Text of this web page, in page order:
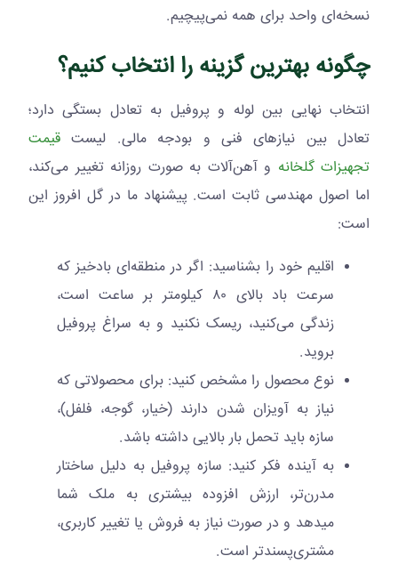
نسخه‌ای واحد برای همه نمی‌پیچیم.
چگونه بهترین گزینه را انتخاب کنیم؟
انتخاب نهایی بین لوله و پروفیل به تعادل بستگی دارد؛
تعادل بین نیازهای فنی و بودجه مالی. لیست قیمت
تجهیزات گلخانه و آهن‌آلات به صورت روزانه تغییر می‌کند،
اما اصول مهندسی ثابت است. پیشنهاد ما در گل افروز این
است:
اقلیم خود را بشناسید: اگر در منطقه‌ای بادخیز که
سرعت باد بالای ۸۰ کیلومتر بر ساعت است،
زندگی می‌کنید، ریسک نکنید و به سراغ پروفیل
بروید.
نوع محصول را مشخص کنید: برای محصولاتی که
نیاز به آویزان شدن دارند (خیار، گوجه، فلفل)،
سازه باید تحمل بار بالایی داشته باشد.
به آینده فکر کنید: سازه پروفیل به دلیل ساختار
مدرن‌تر، ارزش افزوده بیشتری به ملک شما
میدهد و در صورت نیاز به فروش یا تغییر کاربری،
مشتری‌پسندتر است.